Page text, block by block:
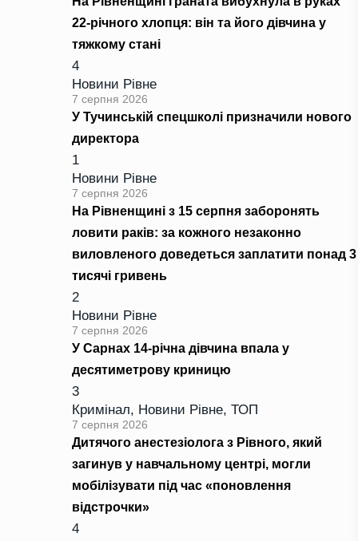
22-річного хлопця: він та його дівчина у
тяжкому стані
4
Новини Рівне
7 серпня 2026
У Тучинській спецшколі призначили нового
директора
1
Новини Рівне
7 серпня 2026
На Рівненщині з 15 серпня заборонять
ловити раків: за кожного незаконно
виловленого доведеться заплатити понад 3
тисячі гривень
2
Новини Рівне
7 серпня 2026
У Сарнах 14-річна дівчина впала у
десятиметрову криницю
3
Кримінал, Новини Рівне, ТОП
7 серпня 2026
Дитячого анестезіолога з Рівного, який
загинув у навчальному центрі, могли
мобілізувати під час «поновлення
відстрочки»
4